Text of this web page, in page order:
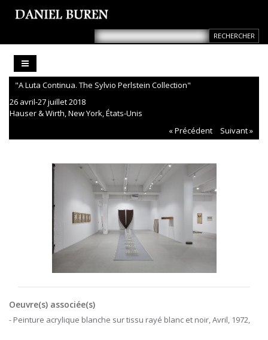
"A Luta Continua. The Sylvio Perlstein Collection"
26 avril-27 juillet 2018
Hauser & Wirth, New York, États-Unis
« Précédent
Suivant »
Oeuvre(s) associée(s)
- Peinture acrylique blanche sur tissu rayé blanc et noir, Avril, 1972,